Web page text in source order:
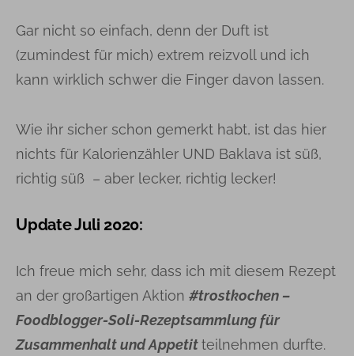
Gar nicht so einfach, denn der Duft ist
(zumindest für mich) extrem reizvoll und ich
kann wirklich schwer die Finger davon lassen.
Wie ihr sicher schon gemerkt habt, ist das hier
nichts für Kalorienzähler UND Baklava ist süß,
richtig süß – aber lecker, richtig lecker!
Update Juli 2020:
Ich freue mich sehr, dass ich mit diesem Rezept
an der großartigen Aktion #trostkochen –
Foodblogger-Soli-Rezeptsammlung für
Zusammenhalt und Appetitteilnehmen durfte.